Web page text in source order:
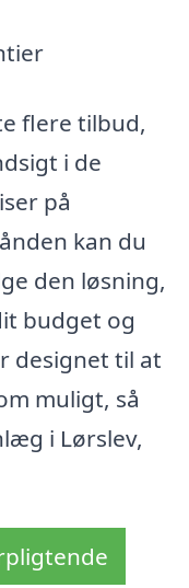
flere tilbud,
i de
på
kan du
den løsning,
budget og
designet til at
muligt, så
i Lørslev,